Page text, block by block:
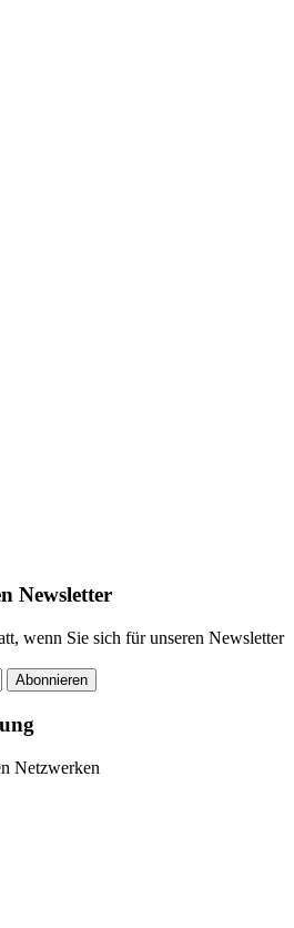
Newsletter
wenn Sie sich für unseren Newsletter
Abonnieren
Netzwerken